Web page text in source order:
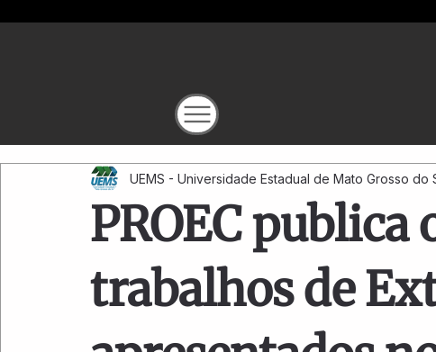
PROEC publica
trabalhos de
UEMS - Universidade Estadual de Mato Grosso do